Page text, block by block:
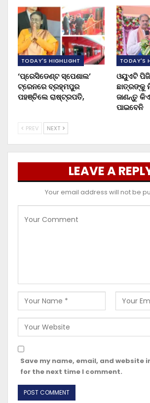
TODAY'S HIGHLIGHT
‘ପ୍ରେସିଡେଣ୍ଟ ସ୍ପେଶାଲ’
ଟ୍ରେନରେ ବ୍ରହ୍ମପୁର
ପହଞ୍ଚିଲେ ରାଷ୍ଟ୍ରପତି,
TODAY'S
ଓୟୁଏଟି
ଛାତ୍ରଙ୍କୁ
ଜାଣନ୍ତୁ
ପାଇବେନି
PREV NEXT
LEAVE A
Your email address will not be
Save my name, email, and website
for the next time I comment.